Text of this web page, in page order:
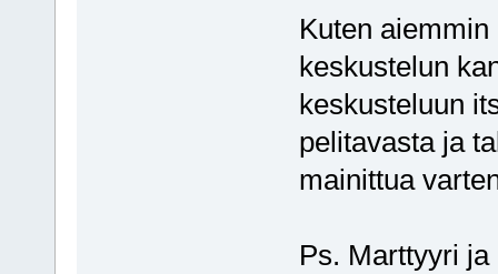
Kuten
keskustelun
keskusteluun
pelitavasta ja
mainittua
Ps. Marttyyri